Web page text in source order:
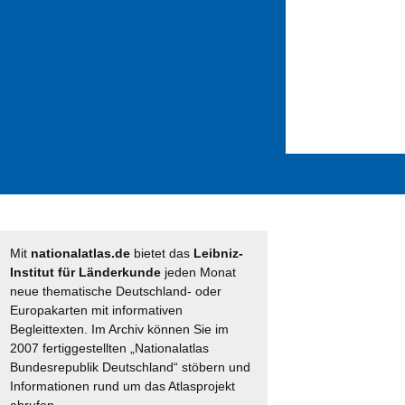
Mit nationalatlas.de bietet das Leibniz-
Institut für Länderkunde jeden Monat
neue thematische Deutschland- oder
Europakarten mit informativen
Begleittexten. Im Archiv können Sie im
2007 fertiggestellten „Nationalatlas
Bundesrepublik Deutschland“ stöbern und
Informationen rund um das Atlasprojekt